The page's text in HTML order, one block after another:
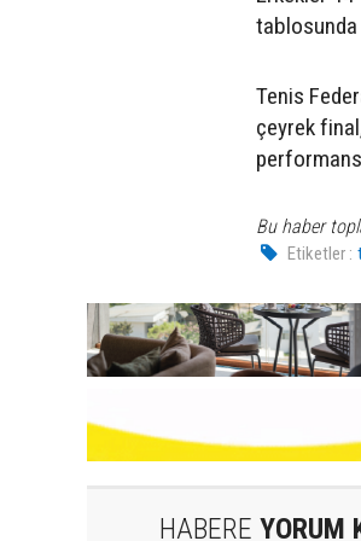
tablosunda
Tenis
çeyrek
Bu haber
Etiketler :
HABERE YORUM